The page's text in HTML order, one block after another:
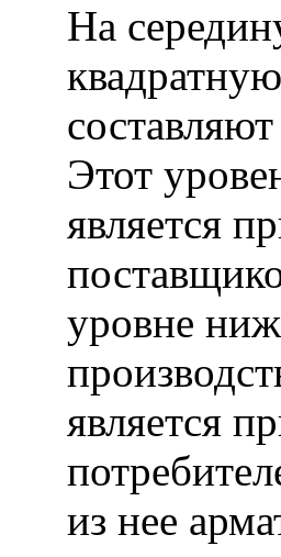
На
Этот
является
уровне
является
из нее